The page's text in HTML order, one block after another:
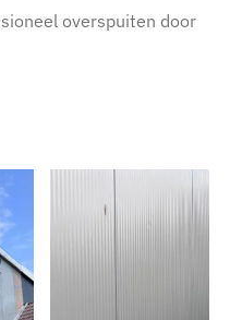
overspuiten door